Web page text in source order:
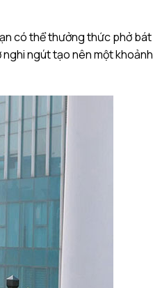
có thể thưởng thức phở bát
ngút tạo nên một khoảnh